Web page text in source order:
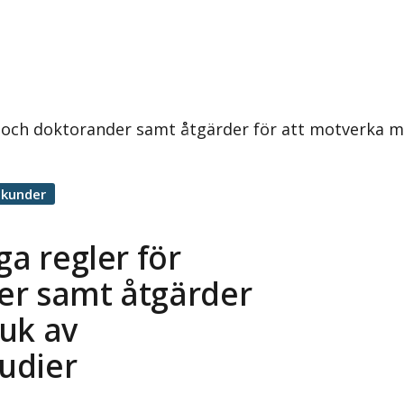
doktorander samt åtgärder för att motverka
regler för
samt åtgärder
av